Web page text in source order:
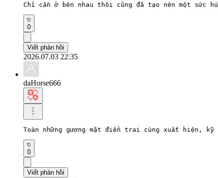
Chỉ cần ở bên nhau thôi cũng đã tạo nên một sức
0
Viết phản hồi
2026.07.03 22:35
daHorse666
Toàn những gương mặt điển trai cùng xuất hiện,
0
Viết phản hồi